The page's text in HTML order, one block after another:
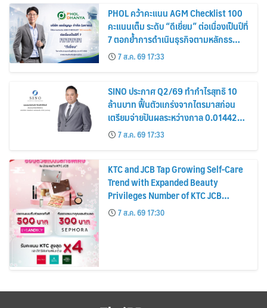
PHOL คว้าคะแนน AGM Checklist 100
คะแนนเต็ม ระดับ “ดีเยี่ยม” ต่อเนื่องเป็นปีที่
7 ตอกย้ำการดำเนินธุรกิจตามหลักธร
รมาภิบาล โปร่งใส สร้างความเชื่อมั่นผู้ถือ
หุ้น
7 ส.ค. 69 17:33
SINO ประกาศ Q2/69 ทำกำไรสุทธิ 10
ล้านบาท ฟื้นตัวแกร่งจากไตรมาสก่อน
เตรียมจ่ายปันผลระหว่างกาล 0.014423
บาทต่อหุ้น ครึ่งปีหลังมุ่งเติบโตต่อเนื่อง
7 ส.ค. 69 17:33
KTC and JCB Tap Growing Self-Care
Trend with Expanded Beauty
Privileges Number of KTC JCB
Cardmembers Spending on
Cosmetics Rises 26%
7 ส.ค. 69 17:30